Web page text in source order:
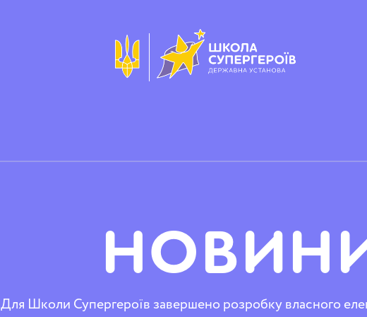
Для Школи Супергероїв завершено розробку власного